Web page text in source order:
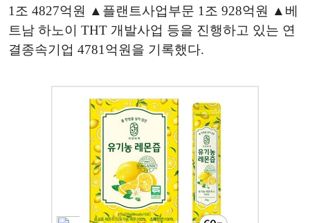
1조 4827억원 ▲플랜트사업부문 1조 928억원 ▲베
트남 하노이 THT 개발사업 등을 진행하고 있는 연
결종속기업 4781억원을 기록했다.